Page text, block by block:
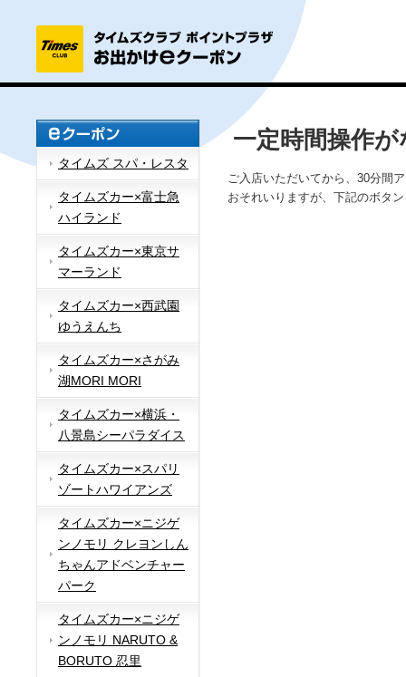
タイムズ スパ・レスタ
タイムズカー×富士急
ハイランド
タイムズカー×東京サ
マーランド
タイムズカー×西武園
ゆうえんち
タイムズカー×さがみ
湖MORI MORI
タイムズカー×横浜・
八景島シーパラダイス
タイムズカー×スパリ
ゾートハワイアンズ
タイムズカー×ニジゲ
ンノモリ クレヨンしん
ちゃんアドベンチャー
パーク
タイムズカー×ニジゲ
ンノモリ NARUTO &
BORUTO 忍里
一定時間操作
ご入店いただいてから、30分間
おそれいりますが、下記のボタ